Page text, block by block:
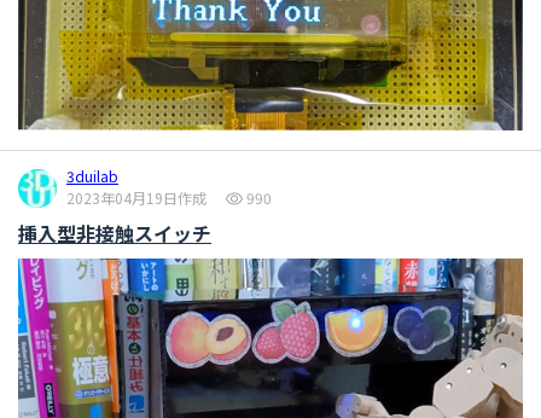
3duilab
2023年04月19日作成
990
挿入型非接触スイッチ